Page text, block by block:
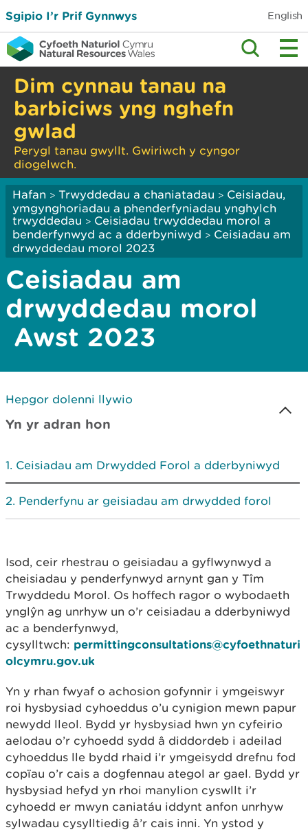
Sgipio I’r Prif Gynnwys English
Dim cynnau tanau na
barbiciws yng nghefn
gwlad
Perygl tanau gwyllt. Gwiriwch y cyngor
diogelwch.
Hafan > Trwyddedau a chaniatadau > Ceisiadau,
ymgynghoriadau a phenderfyniadau ynghylch
trwyddedau > Ceisiadau trwyddedau morol a
benderfynwyd ac a dderbyniwyd > Ceisiadau am
drwyddedau morol 2023
Ceisiadau am
drwyddedau morol
Awst 2023
Hepgor dolenni llywio
Yn yr adran hon
Ceisiadau am Drwydded Forol a dderbyniwyd
Penderfynu ar geisiadau am drwydded forol
Isod, ceir rhestrau o geisiadau a gyflwynwyd a
cheisiadau y penderfynwyd arnynt gan y Tîm
Trwyddedu Morol. Os hoffech ragor o wybodaeth
ynglŷn ag unrhyw un o’r ceisiadau a dderbyniwyd
ac a benderfynwyd,
cysylltwch: permittingconsultations@cyfoethnaturi
olcymru.gov.uk
Yn y rhan fwyaf o achosion gofynnir i ymgeiswyr
roi hysbysiad cyhoeddus o’u cynigion mewn papur
newydd lleol. Bydd yr hysbysiad hwn yn cyfeirio
aelodau o’r cyhoedd sydd â diddordeb i adeilad
cyhoeddus lle bydd rhaid i’r ymgeisydd drefnu fod
copïau o’r cais a dogfennau ategol ar gael. Bydd yr
hysbysiad hefyd yn rhoi manylion cyswllt i’r
cyhoedd er mwyn caniatáu iddynt anfon unrhyw
sylwadau cysylltiedig â’r cais inni. Yn ystod y